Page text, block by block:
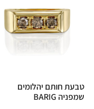
טבעת חותם יהלומים
שמפניה BARIG